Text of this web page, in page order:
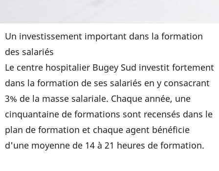
Un investissement important dans la formation
des salariés
Le centre hospitalier Bugey Sud investit fortement
dans la formation de ses salariés en y consacrant
3% de la masse salariale. Chaque année, une
cinquantaine de formations sont recensés dans le
plan de formation et chaque agent bénéficie
d'une moyenne de 14 à 21 heures de formation.